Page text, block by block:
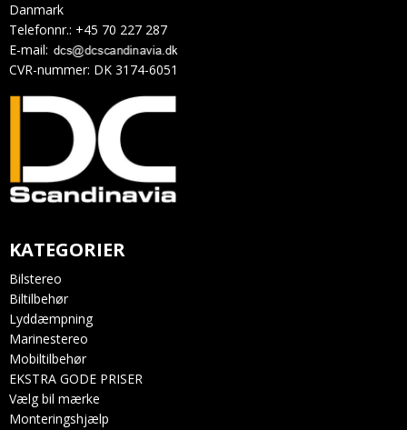
Danmark
Telefonnr.: +45 70 227 287
E-mail:
CVR-nummer: DK 3174-6051
KATEGORIER
Bilstereo
Biltilbehør
Lyddæmpning
Marinestereo
Mobiltilbehør
EKSTRA GODE PRISER
Vælg bil mærke
Monteringshjælp